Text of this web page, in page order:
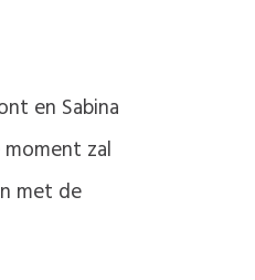
en Sabina
zal
met de